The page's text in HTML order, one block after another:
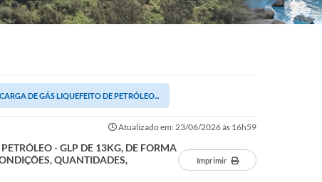
DE GÁS LIQUEFEITO DE PETRÓLEO...
Atualizado em: 23/06/2026 às 16h59
- GLP DE 13KG, DE FORMA
QUANTIDADES,
Imprimir